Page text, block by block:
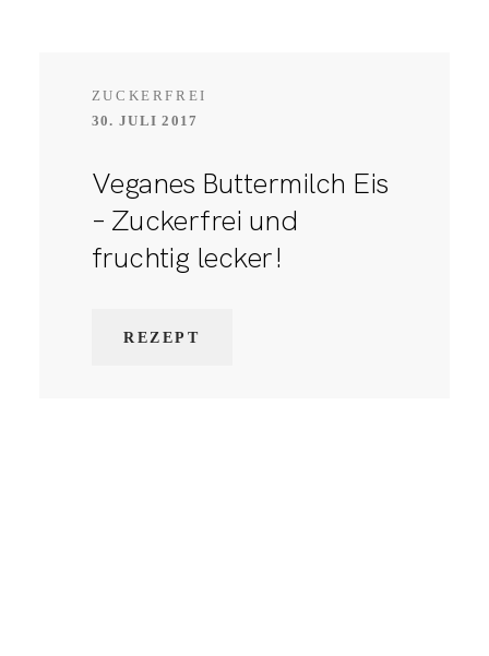
ZUCKERFREI
30. JULI 2017
Veganes Buttermilch Eis
– Zuckerfrei und
fruchtig lecker!
REZEPT